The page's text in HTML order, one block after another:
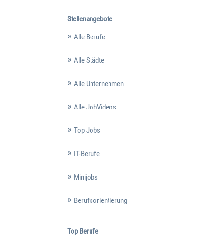
Stellenangebote
Alle Berufe
Alle Städte
Alle Unternehmen
Alle JobVideos
Top Jobs
IT-Berufe
Minijobs
Berufsorientierung
Top Berufe